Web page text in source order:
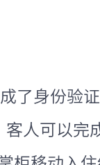
了身份验
人可以完